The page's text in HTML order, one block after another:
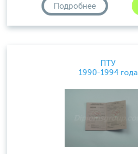
Подробнее
ПТУ
1990-1994 года